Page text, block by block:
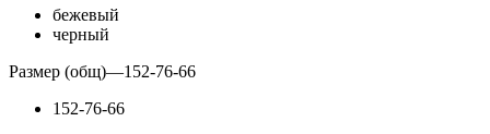
бежевый
черный
Размер (общ)—152-76-66
152-76-66